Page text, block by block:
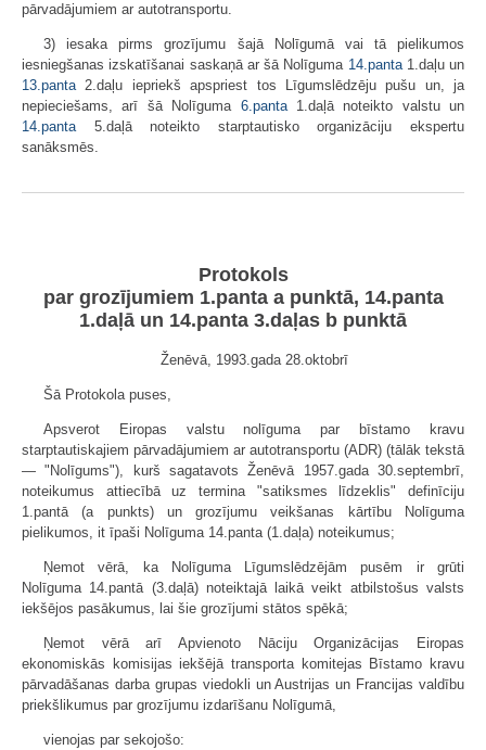
pārvadājumiem ar autotransportu.
3) iesaka pirms grozījumu šajā Nolīgumā vai tā pielikumos
iesniegšanas izskatīšanai saskaņā ar šā Nolīguma 14.panta1.daļu un
13.panta2.daļu iepriekš apspriest tos Līgumslēdzēju pušu un, ja
nepieciešams, arī šā Nolīguma 6.panta1.daļā noteikto valstu un
14.panta5.daļā noteikto starptautisko organizāciju ekspertu
sanāksmēs.
Protokols
par grozījumiem 1.panta a punktā, 14.panta
1.daļā un 14.panta 3.daļas b punktā
Ženēvā, 1993.gada 28.oktobrī
Šā Protokola puses,
Apsverot Eiropas valstu nolīguma par bīstamo kravu
starptautiskajiem pārvadājumiem ar autotransportu (ADR) (tālāk tekstā
— "Nolīgums"), kurš sagatavots Ženēvā 1957.gada 30.septembrī,
noteikumus attiecībā uz termina "satiksmes līdzeklis" definīciju
1.pantā (a punkts) un grozījumu veikšanas kārtību Nolīguma
pielikumos, it īpaši Nolīguma 14.panta (1.daļa) noteikumus;
Ņemot vērā, ka Nolīguma Līgumslēdzējām pusēm ir grūti
Nolīguma 14.pantā (3.daļā) noteiktajā laikā veikt atbilstošus valsts
iekšējos pasākumus, lai šie grozījumi stātos spēkā;
Ņemot vērā arī Apvienoto Nāciju Organizācijas Eiropas
ekonomiskās komisijas iekšējā transporta komitejas Bīstamo kravu
pārvadāšanas darba grupas viedokli un Austrijas un Francijas valdību
priekšlikumus par grozījumu izdarīšanu Nolīgumā,
vienojas par sekojošo: